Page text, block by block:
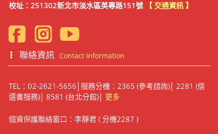
校址：251302新北市淡水區英專路151號 【 交通資訊 】
聯絡資訊 Contact Information
TEL：02-2621-5656│服務分機：2365 (參考諮詢)│ 2281 (借
還書服務)│ 8581 (台北分館)│ 更多
個資保護聯絡窗口：李靜君 ( 分機2287 )